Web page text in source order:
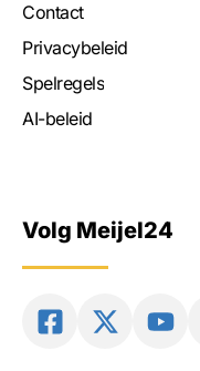
Contact
Privacybeleid
Spelregels
AI-beleid
Volg Meijel24